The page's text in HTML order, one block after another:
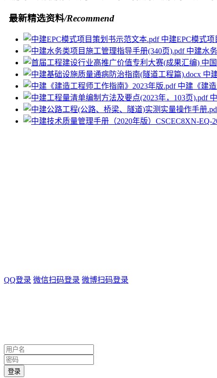
最新精选资料/Recommend
中建EPC模式
中建水
中
中建《建
QQ登录 微信扫码登录 微博扫码登录